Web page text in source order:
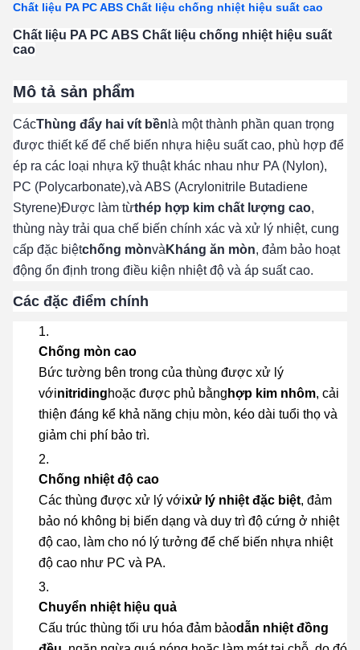
Chất liệu PA PC ABS Chất liệu chống nhiệt hiệu suất cao
Chất liệu PA PC ABS Chất liệu chống nhiệt hiệu suất
cao
Mô tả sản phẩm
CácThùng đẩy hai vít bền là một thành phần quan trọng
được thiết kế để chế biến nhựa hiệu suất cao, phù hợp để
ép ra các loại nhựa kỹ thuật khác nhau như PA (Nylon),
PC (Polycarbonate),và ABS (Acrylonitrile Butadiene
Styrene)Được làm từthép hợp kim chất lượng cao,
thùng này trải qua chế biến chính xác và xử lý nhiệt, cung
cấp đặc biệtchống mònvà Kháng ăn mòn, đảm bảo hoạt
động ổn định trong điều kiện nhiệt độ và áp suất cao.
Các đặc điểm chính
Chống mòn cao
Bức tường bên trong của thùng được xử lý
vớinitridinghoặc được phủ bằng hợp kim nhôm, cải
thiện đáng kể khả năng chịu mòn, kéo dài tuổi thọ và
giảm chi phí bảo trì.
Chống nhiệt độ cao
Các thùng được xử lý vớixử lý nhiệt đặc biệt, đảm
bảo nó không bị biến dạng và duy trì độ cứng ở nhiệt
độ cao, làm cho nó lý tưởng để chế biến nhựa nhiệt
độ cao như PC và PA.
Chuyển nhiệt hiệu quả
Cấu trúc thùng tối ưu hóa đảm bảodẫn nhiệt đồng